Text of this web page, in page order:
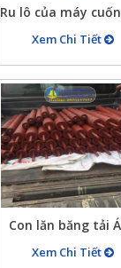
Ru lô của máy
ru lô cuốn sợi
Xem Chi Tiết
Con lăn băng tải
Thiên
Xem Chi Tiết